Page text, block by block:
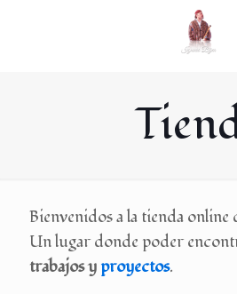
Bienvenidos a la tienda online
Un lugar donde poder
trabajos y proyectos.